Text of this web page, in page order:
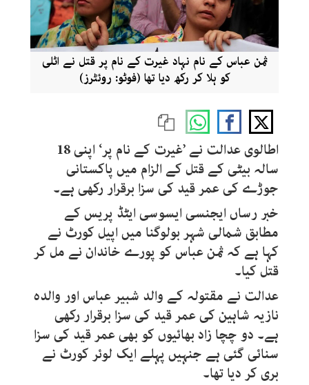
ثمن عباس کے نام نہاد غیرت کے نام پر قتل نے اٹلی
کو ہلا کر رکھ دیا تھا (فوٹو: روئٹرز)
اطالوی عدالت نے ’غیرت کے نام پر‘ اپنی 18
سالہ بیٹی کے قتل کے الزام میں پاکستانی
جوڑے کی عمر قید کی سزا برقرار رکھی ہے۔
خبر رساں ایجنسی ایسوسی ایٹڈ پریس کے
مطابق شمالی شہر بولوگنا میں اپیل کورٹ نے
کہا ہے کہ ثمن عباس کو پورے خاندان نے مل کر
قتل کیا۔
عدالت نے مقتولہ کے والد شبیر عباس اور والدہ
نازیہ شاہین کی عمر قید کی سزا برقرار رکھی
ہے۔ دو چچا زاد بھائیوں کو بھی عمر قید کی سزا
سنائی گئی ہے جنہیں پہلے ایک لوئر کورٹ نے
بری کر دیا تھا۔